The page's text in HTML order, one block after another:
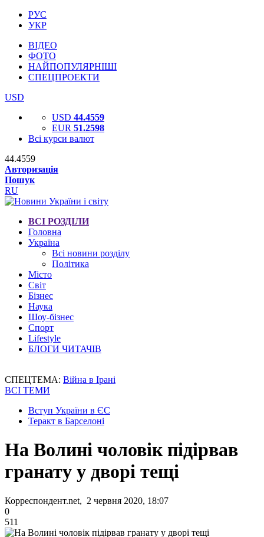
РУС
УКР
ВІДЕО
ФОТО
НАЙПОПУЛЯРНІШІ
СПЕЦПРОЕКТИ
USD
USD 44.4559
EUR 51.2598
Всі курси валют
44.4559
Авторизація
Пошук
RU
ВСІ РОЗДІЛИ
Головна
Україна
Всі новини розділу
Політика
Місто
Світ
Бізнес
Наука
Шоу-бізнес
Спорт
Lifestyle
БЛОГИ ЧИТАЧІВ
СПЕЦТЕМА: Війна в Ірані
ВСІ ТЕМИ
Вступ України в ЄС
Теракт в Барселоні
На Волині чоловік підірвав
гранату у дворі тещі
Корреспондент.net, 2 червня 2020, 18:07
0
511